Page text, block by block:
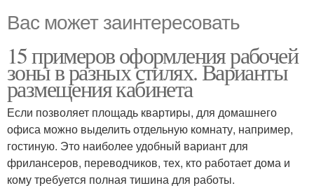
Вас может заинтересовать
15 примеров оформления рабочей
зоны в разных стилях. Варианты
размещения кабинета
Если позволяет площадь квартиры, для домашнего
офиса можно выделить отдельную комнату, например,
гостиную. Это наиболее удобный вариант для
фрилансеров, переводчиков, тех, кто работает дома и
кому требуется полная тишина для работы.